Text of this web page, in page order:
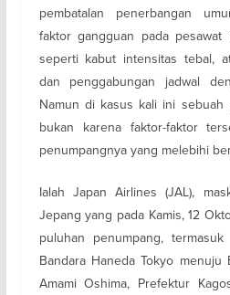
pembatalan penerbangan
faktor gangguan pada
seperti kabut intensitas tebal,
dan penggabungan jadwal
Namun di kasus kali ini sebuah
bukan karena faktor-faktor
penumpangnya yang melebihi
Ialah Japan Airlines (JAL),
Jepang yang pada Kamis, 12
puluhan penumpang,
Bandara Haneda Tokyo menuju
Amami Oshima, Prefektur